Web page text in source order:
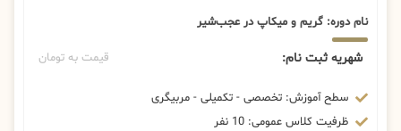
نام دوره: گریم و میکاپ در عجب‌شیر
شهریه ثبت نام: قیمت به تومان
سطح آموزش: تخصصی - تکمیلی - مربیگری
ظرفیت کلاس عمومی: 10 نفر